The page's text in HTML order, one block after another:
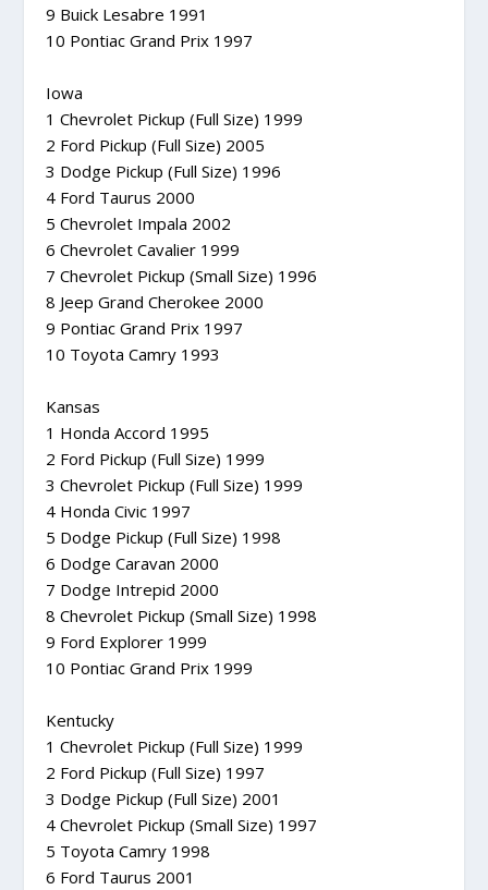
9 Buick Lesabre 1991
10 Pontiac Grand Prix 1997
Iowa
1 Chevrolet Pickup (Full Size) 1999
2 Ford Pickup (Full Size) 2005
3 Dodge Pickup (Full Size) 1996
4 Ford Taurus 2000
5 Chevrolet Impala 2002
6 Chevrolet Cavalier 1999
7 Chevrolet Pickup (Small Size) 1996
8 Jeep Grand Cherokee 2000
9 Pontiac Grand Prix 1997
10 Toyota Camry 1993
Kansas
1 Honda Accord 1995
2 Ford Pickup (Full Size) 1999
3 Chevrolet Pickup (Full Size) 1999
4 Honda Civic 1997
5 Dodge Pickup (Full Size) 1998
6 Dodge Caravan 2000
7 Dodge Intrepid 2000
8 Chevrolet Pickup (Small Size) 1998
9 Ford Explorer 1999
10 Pontiac Grand Prix 1999
Kentucky
1 Chevrolet Pickup (Full Size) 1999
2 Ford Pickup (Full Size) 1997
3 Dodge Pickup (Full Size) 2001
4 Chevrolet Pickup (Small Size) 1997
5 Toyota Camry 1998
6 Ford Taurus 2001